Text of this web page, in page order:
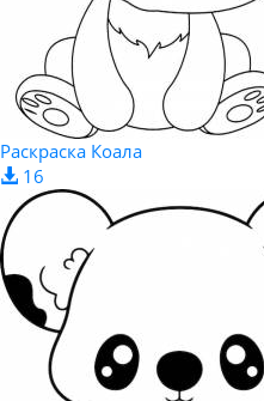
Раскраска Коала
16